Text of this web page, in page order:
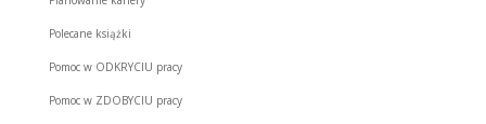
Polecane książki
Pomoc w ODKRYCIU pracy
Pomoc w ZDOBYCIU pracy